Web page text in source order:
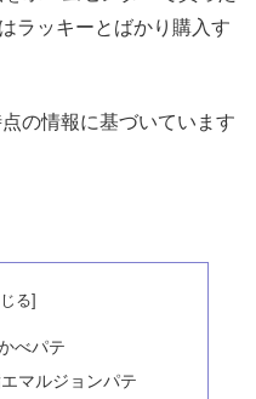
ラッキーとばかり購入す
の情報に基づいています
べパテ
マルジョンパテ